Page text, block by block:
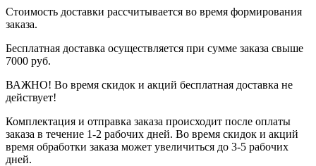
Стоимость доставки рассчитывается во время формирования
заказа.
Бесплатная доставка осуществляется при сумме заказа свыше
7000 руб.
ВАЖНО! Во время скидок и акций бесплатная доставка не
действует!
Комплектация и отправка заказа происходит после оплаты
заказа в течение 1-2 рабочих дней. Во время скидок и акций
время обработки заказа может увеличиться до 3-5 рабочих
дней.